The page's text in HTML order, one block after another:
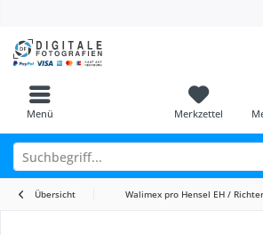
Menü Merkzettel
Übersicht Walimex pro Hensel EH / Richter